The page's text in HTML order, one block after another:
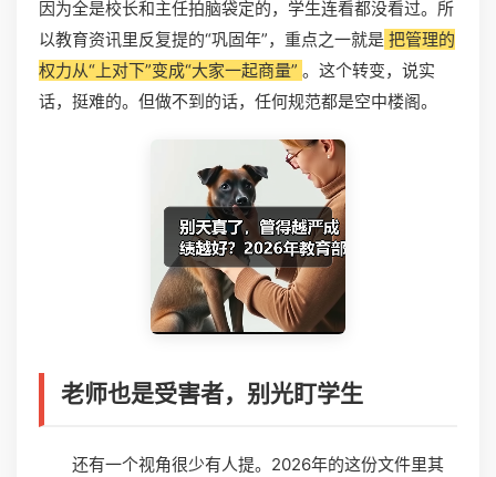
因为全是校长和主任拍脑袋定的，学生连看都没看过。所
以教育资讯里反复提的“巩固年”，重点之一就是 把管理的
权力从“上对下”变成“大家一起商量” 。这个转变，说实
话，挺难的。但做不到的话，任何规范都是空中楼阁。
老师也是受害者，别光盯学生
还有一个视角很少有人提。2026年的这份文件里其